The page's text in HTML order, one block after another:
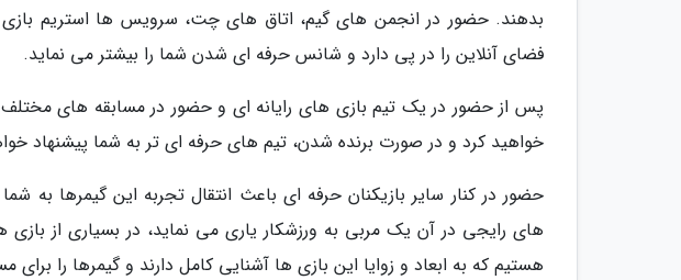
بدهند. حضور در انجمن های گیم، اتاق های چت، سرویس ها استریم بازی و
فضای آنلاین را در پی دارد و شانس حرفه ای شدن شما را بیشتر می نماید.
پس از حضور در یک تیم بازی های رایانه ای و حضور در مسابقه های مختلف
خواهید کرد و در صورت برنده شدن، تیم های حرفه ای تر به شما پیشنهاد
حضور در کنار سایر بازیکنان حرفه ای باعث انتقال تجربه این گیمرها
های رایجی در آن یک مربی به ورزشکار یاری می نماید، در بسیاری از بازی
هستیم که به ابعاد و زوایا این بازی ها آشنایی کامل دارند و گیمرها را برای